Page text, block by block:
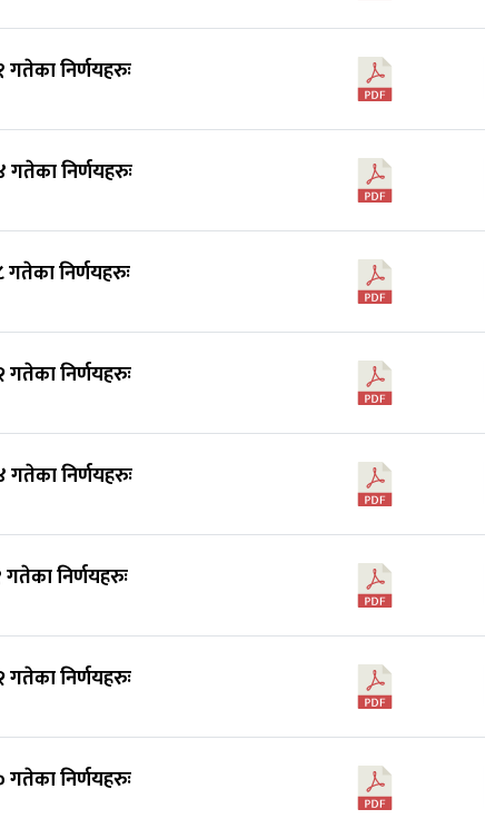
गतेका निर्णयहरुः
गतेका निर्णयहरुः
गतेका निर्णयहरुः
गतेका निर्णयहरुः
गतेका निर्णयहरुः
गतेका निर्णयहरुः
गतेका निर्णयहरुः
गतेका निर्णयहरुः